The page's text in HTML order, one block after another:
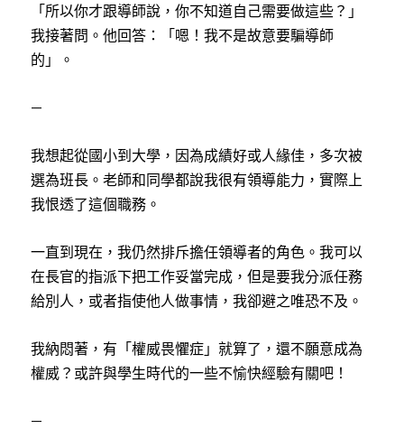
「所以你才跟導師說，你不知道自己需要做這些？」
我接著問。他回答：「嗯！我不是故意要騙導師
的」。
—
我想起從國小到大學，因為成績好或人緣佳，多次被
選為班長。老師和同學都說我很有領導能力，實際上
我恨透了這個職務。
一直到現在，我仍然排斥擔任領導者的角色。我可以
在長官的指派下把工作妥當完成，但是要我分派任務
給別人，或者指使他人做事情，我卻避之唯恐不及。
我納悶著，有「權威畏懼症」就算了，還不願意成為
權威？或許與學生時代的一些不愉快經驗有關吧！
—